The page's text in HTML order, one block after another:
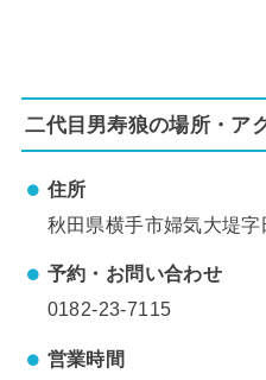
二代目男寿狼の場所・ア
住所
秋田県横手市婦気大堤
予約・お問い合わせ
0182-23-7115
営業時間